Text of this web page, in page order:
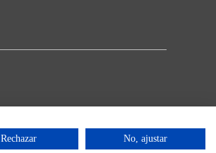
Rechazar No, ajustar